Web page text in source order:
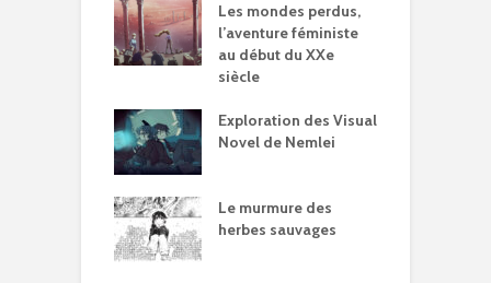
Les mondes perdus,
l’aventure féministe
au début du XXe
siècle
Exploration des Visual
Novel de Nemlei
Le murmure des
herbes sauvages